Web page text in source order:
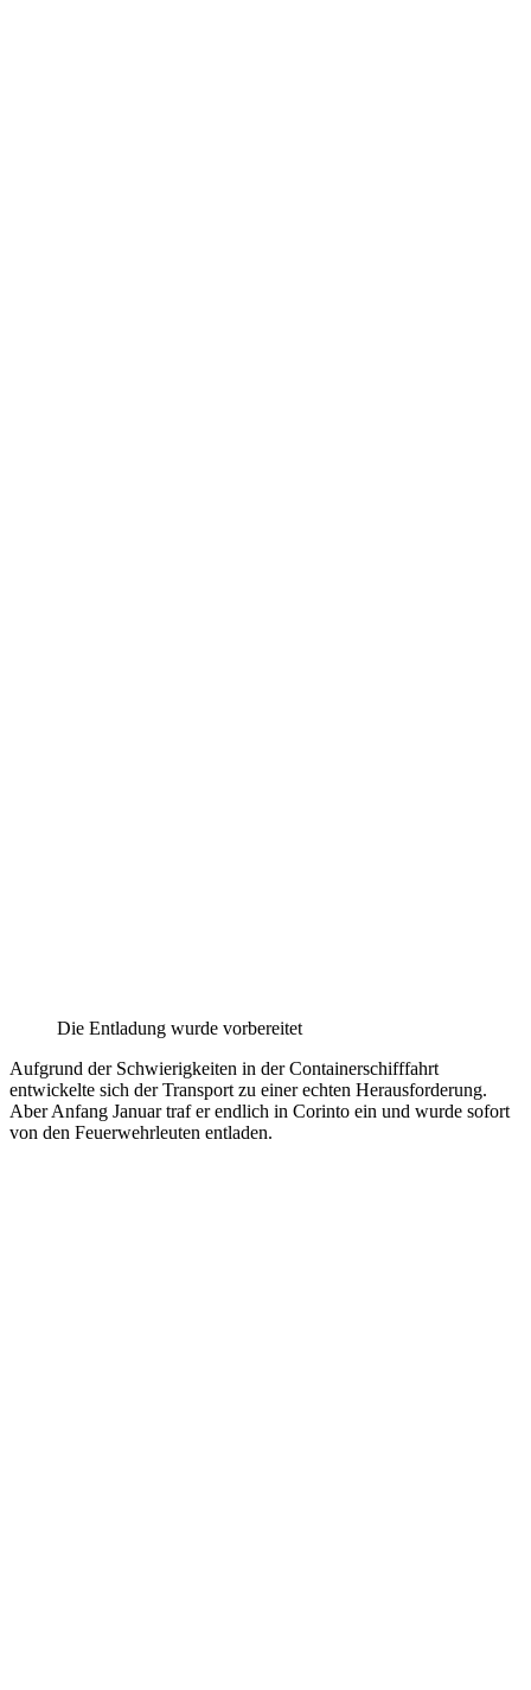
Die Entladung wurde vorbereitet
Aufgrund der Schwierigkeiten in der Containerschifffahrt
entwickelte sich der Transport zu einer echten Herausforderung.
Aber Anfang Januar traf er endlich in Corinto ein und wurde sofort
von den Feuerwehrleuten entladen.